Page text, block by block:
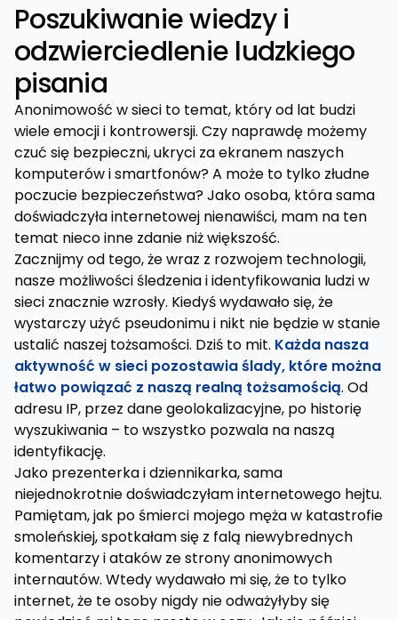
Poszukiwanie wiedzy i
odzwierciedlenie ludzkiego
pisania
Anonimowość w sieci to temat, który od lat budzi
wiele emocji i kontrowersji. Czy naprawdę możemy
czuć się bezpieczni, ukryci za ekranem naszych
komputerów i smartfonów? A może to tylko złudne
poczucie bezpieczeństwa? Jako osoba, która sama
doświadczyła internetowej nienawiści, mam na ten
temat nieco inne zdanie niż większość.
Zacznijmy od tego, że wraz z rozwojem technologii,
nasze możliwości śledzenia i identyfikowania ludzi w
sieci znacznie wzrosły. Kiedyś wydawało się, że
wystarczy użyć pseudonimu i nikt nie będzie w stanie
ustalić naszej tożsamości. Dziś to mit. Każda nasza
aktywność w sieci pozostawia ślady, które można
łatwo powiązać z naszą realną tożsamością. Od
adresu IP, przez dane geolokalizacyjne, po historię
wyszukiwania – to wszystko pozwala na naszą
identyfikację.
Jako prezenterka i dziennikarka, sama
niejednokrotnie doświadczyłam internetowego hejtu.
Pamiętam, jak po śmierci mojego męża w katastrofie
smoleńskiej, spotkałam się z falą niewybrednych
komentarzy i ataków ze strony anonimowych
internautów. Wtedy wydawało mi się, że to tylko
internet, że te osoby nigdy nie odważyłyby się